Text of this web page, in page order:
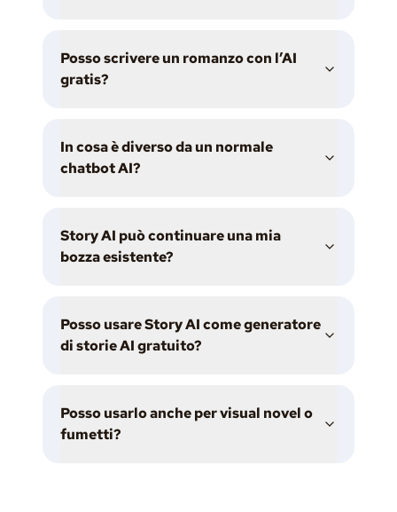
Posso scrivere un romanzo con l’AI
gratis?
In cosa è diverso da un normale
chatbot AI?
Story AI può continuare una mia
bozza esistente?
Posso usare Story AI come generatore
di storie AI gratuito?
Posso usarlo anche per visual novel o
fumetti?